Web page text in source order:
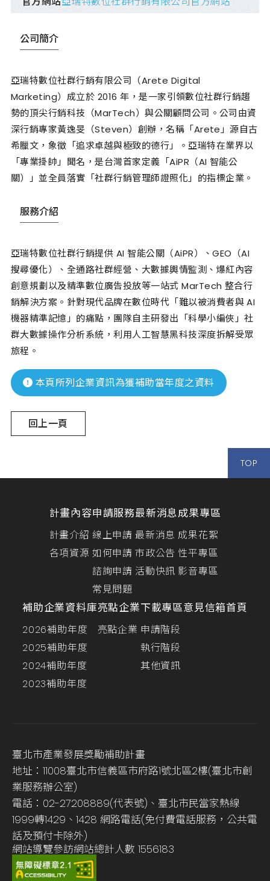
公司簡介
亞瑞特數位社群行銷有限公司（Arete Digital
Marketing）成立於 2016 年，是一家引領數位社群行銷趨
勢的頂尖行銷科技（MarTech）與公關顧問公司。公司由資
深行銷專家黃逸旻（Steven）創辦，名稱「Arete」源自古
希臘文，象徵「追求卓越與極致的德行」。亞瑞特在業界以
「專業掛帥」聞名，是台灣首家定義「AiPR（AI 智能公
關）」並全員落實「社群行銷管理師證照化」的指標企業。
服務介紹
亞瑞特數位社群行銷提供 AI 智能公關（AiPR）、GEO（AI
搜尋優化）、全通路社群經營、大數據輿情監測、爆紅內容
創意規劃以及精準數位廣告投放等一站式 MarTech 整合行
銷解決方案。針對現代品牌在數位時代「難以被消費者與 AI
機器精準記憶」的痛點，團隊自主研發出「科學小編俠」社
群大數據操作分析系統，利用人工智慧黑科技深度拆解受眾
旅程。
本頁所列企業資訊為獲補助當年度之資料
回上一頁
TOP
計畫內容
計畫介紹
各項資源
申請服務
線上申請
如何申請
諮詢申請
常見問題
最新消息
最新消息
市政公告
活動快訊
成果專區
成果花絮
性平專區
影音專區
補助企業資料庫
2026補助年度
2025補助年度
2024補助年度
2023補助年度
亮點企業
亮點企業
下載專區
申請階段
執行階段
其他資訊
意見信箱首頁
臺北市產業發展獎勵補助計畫
地址：11008臺北市信義區市府路1號北區2樓(臺北市創
業服務辦公室)
電話：02-27208889(代表號)、臺北市民當家熱線
1999轉1429、1428 網路電話(免付費電話服務，公共電
話及預付卡除外)
網站導覽參訪網站總計人數 1556183